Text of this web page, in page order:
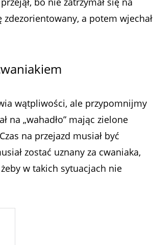
zdezorientowany, a potem wjechał
wątpliwości, ale przypomnijmy
na „wahadło” mając zielone
na przejazd musiał być
zostać uznany za cwaniaka,
w takich sytuacjach nie